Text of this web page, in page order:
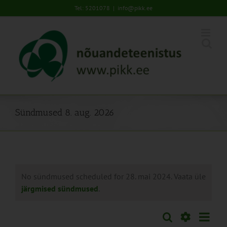
to
Tel: 5201078 | info@pikk.ee
Sündmused 8. aug. 2026
No sündmused scheduled for 28. mai 2024. Vaata üle
järgmised sündmused
Sündmused
Otsi Päev